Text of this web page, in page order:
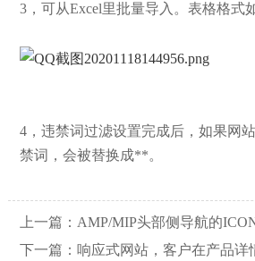
3，可从Excel里批量导入。表格格式
4，违禁词过滤设置完成后，如果网
禁词，会被替换成**。
上一篇： AMP/MIP头部侧导航的
下一篇： 响应式网站，客户在产品详